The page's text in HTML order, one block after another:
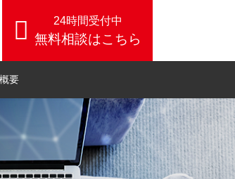
コンサル事業
24時間受付中
無料相談はこちら
要